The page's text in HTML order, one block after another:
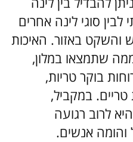
לבין סוגי לינה אחרים
והשקט באזור. האיכות
שתמצאו במלון,
בוקר טריות,
במקביל,
לרוב רגועה
והומה אנשים.